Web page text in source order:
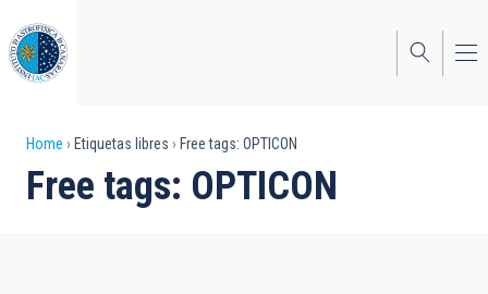
to
main
content
Breadcrumb
Home Etiquetas libres Free tags: OPTICON
Free tags: OPTICON